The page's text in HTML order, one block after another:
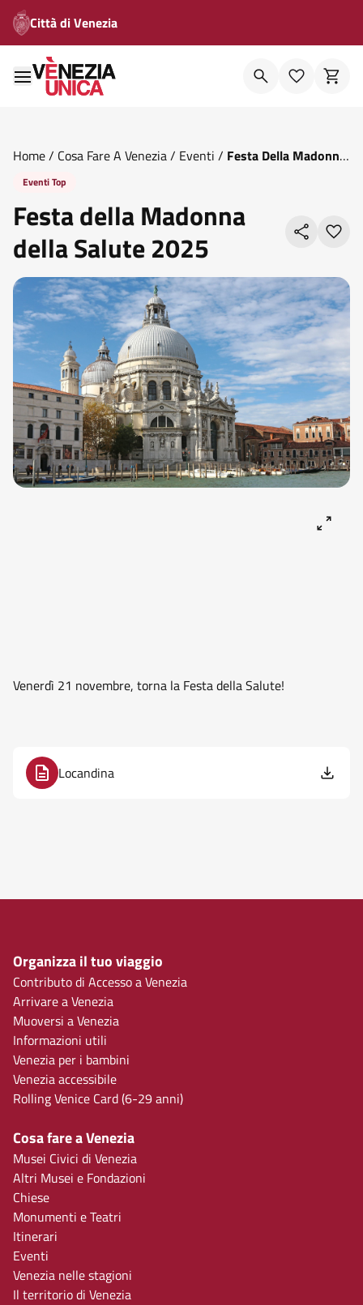
Città di Venezia
Home/ Cosa Fare A Venezia/ Eventi / Festa Della Madonna
Della Salute 2025
Eventi Top
Festa della Madonna
della Salute 2025
Venerdì 21 novembre, torna la Festa della Salute!
Locandina
Organizza il tuo viaggio
Contributo di Accesso a Venezia
Arrivare a Venezia
Muoversi a Venezia
Informazioni utili
Venezia per i bambini
Venezia accessibile
Rolling Venice Card (6-29 anni)
Cosa fare a Venezia
Musei Civici di Venezia
Altri Musei e Fondazioni
Chiese
Monumenti e Teatri
Itinerari
Eventi
Venezia nelle stagioni
Il territorio di Venezia